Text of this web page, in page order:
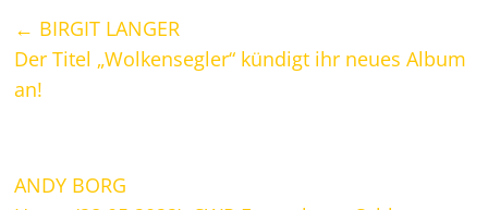
← BIRGIT LANGER
Der Titel „Wolkensegler“ kündigt ihr neues Album
an!
ANDY BORG